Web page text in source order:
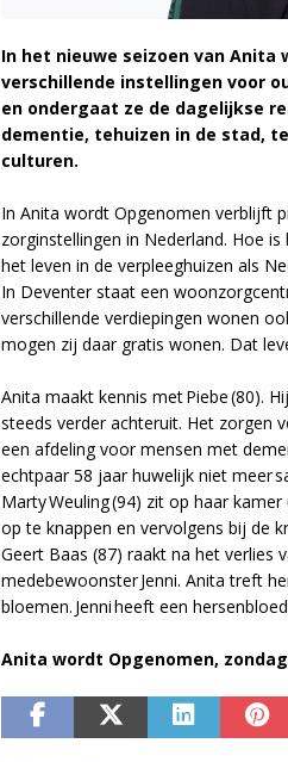
In het nieuwe seizoen van Anita
verschillende instellingen voor
en ondergaat ze de dagelijkse
dementie, tehuizen in de stad,
culturen.
In Anita wordt Opgenomen verblijft
zorginstellingen in Nederland. Hoe
het leven in de verpleeghuizen als
In Deventer staat een
verschillende verdiepingen wonen
mogen zij daar gratis wonen. Dat
Anita maakt kennis met Piebe (80).
steeds verder achteruit. Het zorgen
een afdeling voor mensen met
echtpaar 58 jaar huwelijk niet meer
Marty Weuling (94) zit op haar
op te knappen en vervolgens bij de
Geert Baas (87) raakt na het verlies
medebewoonster Jenni. Anita treft
bloemen. Jenni heeft een
Anita wordt Opgenomen,